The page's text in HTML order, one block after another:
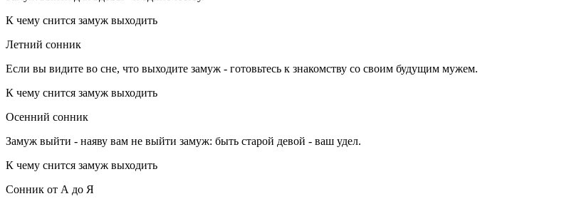
К чему снится замуж выходить
Летний сонник
Если вы видите во сне, что выходите замуж - готовьтесь к знакомству со своим будущим мужем.
К чему снится замуж выходить
Осенний сонник
Замуж выйти - наяву вам не выйти замуж: быть старой девой - ваш удел.
К чему снится замуж выходить
Сонник от А до Я